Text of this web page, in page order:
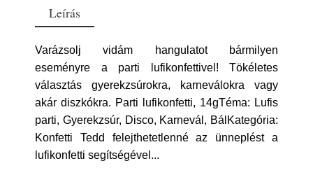
Leírás
Varázsolj vidám hangulatot bármilyen
eseményre a parti lufikonfettivel! Tökéletes
választás gyerekzsúrokra, karneválokra vagy
akár diszkókra. Parti lufikonfetti, 14gTéma: Lufis
parti, Gyerekzsúr, Disco, Karnevál, BálKategória:
Konfetti Tedd felejthetetlenné az ünneplést a
lufikonfetti segítségével ...